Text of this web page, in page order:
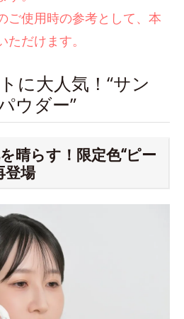
ご使用時の参考として、本
だけます。
に大人気！“サン
ウダー”
晴らす！限定色“ピー
登場